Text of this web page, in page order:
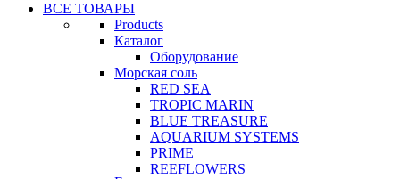
ВСЕ ТОВАРЫ
Products
Каталог
Оборудование
Морская соль
RED SEA
TROPIC MARIN
BLUE TREASURE
AQUARIUM SYSTEMS
PRIME
REEFLOWERS